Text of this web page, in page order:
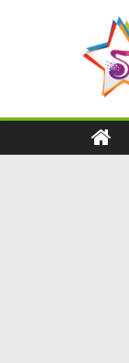
содержимому